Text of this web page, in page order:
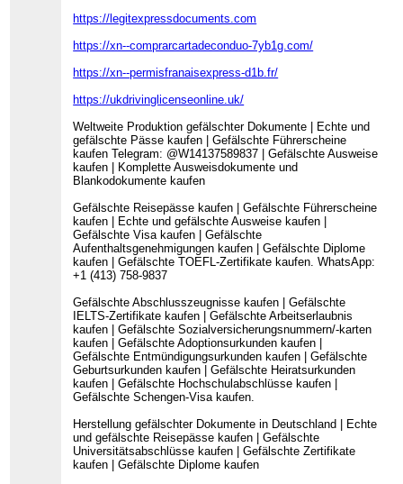
https://legitexpressdocuments.com
https://xn--comprarcartadeconduo-7yb1g.com/
https://xn--permisfranaisexpress-d1b.fr/
https://ukdrivinglicenseonline.uk/
Weltweite Produktion gefälschter Dokumente | Echte und
gefälschte Pässe kaufen | Gefälschte Führerscheine
kaufen Telegram: @W14137589837 | Gefälschte Ausweise
kaufen | Komplette Ausweisdokumente und
Blankodokumente kaufen
Gefälschte Reisepässe kaufen | Gefälschte Führerscheine
kaufen | Echte und gefälschte Ausweise kaufen |
Gefälschte Visa kaufen | Gefälschte
Aufenthaltsgenehmigungen kaufen | Gefälschte Diplome
kaufen | Gefälschte TOEFL-Zertifikate kaufen. WhatsApp:
+1 (413) 758-9837
Gefälschte Abschlusszeugnisse kaufen | Gefälschte
IELTS-Zertifikate kaufen | Gefälschte Arbeitserlaubnis
kaufen | Gefälschte Sozialversicherungsnummern/-karten
kaufen | Gefälschte Adoptionsurkunden kaufen |
Gefälschte Entmündigungsurkunden kaufen | Gefälschte
Geburtsurkunden kaufen | Gefälschte Heiratsurkunden
kaufen | Gefälschte Hochschulabschlüsse kaufen |
Gefälschte Schengen-Visa kaufen.
Herstellung gefälschter Dokumente in Deutschland | Echte
und gefälschte Reisepässe kaufen | Gefälschte
Universitätsabschlüsse kaufen | Gefälschte Zertifikate
kaufen | Gefälschte Diplome kaufen